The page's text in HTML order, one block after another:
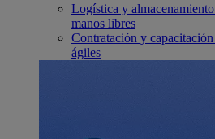
Logística y almacenamiento
manos libres
Contratación y capacitación
ágiles